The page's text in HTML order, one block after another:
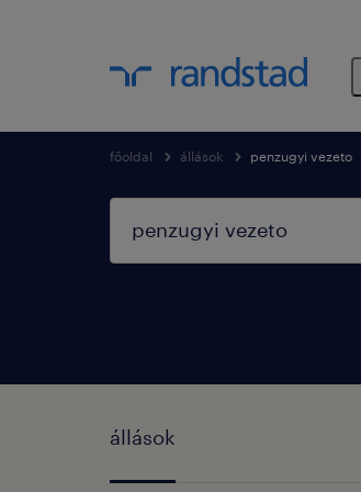
főoldal állások penzugyi vezeto
állások